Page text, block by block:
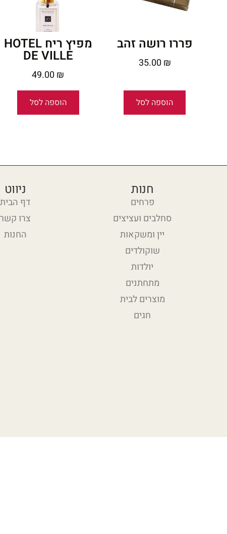
פררו רושה זהב
35.00 ₪
הוספה לסל
מפיץ ריח HOTEL
DE VILLE
49.00 ₪
הוספה לסל
חנות
פרחים
סחלבים ועציצים
יין ומשקאות
שוקולדים
יולדות
מתחתנים
מוצרים לבית
חגים
ניווט
דף הבית
צרו קשר
החנות